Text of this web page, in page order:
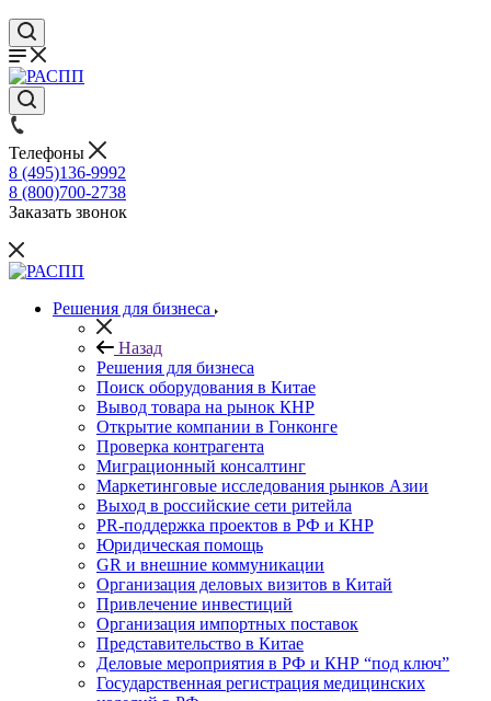
Телефоны
8 (495)136-9992
8 (800)700-2738
Заказать звонок
Решения для бизнеса
Назад
Решения для бизнеса
Поиск оборудования в Китае
Вывод товара на рынок КНР
Открытие компании в Гонконге
Проверка контрагента
Миграционный консалтинг
Маркетинговые исследования рынков Азии
Выход в российские сети ритейла
PR-поддержка проектов в РФ и КНР
Юридическая помощь
GR и внешние коммуникации
Организация деловых визитов в Китай
Привлечение инвестиций
Организация импортных поставок
Представительство в Китае
Деловые мероприятия в РФ и КНР “под ключ”
Государственная регистрация медицинских